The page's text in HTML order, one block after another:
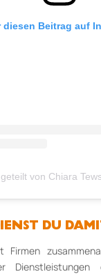
diesen Beitrag auf
von Chiara
DU
Firmen